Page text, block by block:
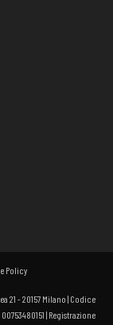
Policy
21 - 20157 Milano | Codice
| Registrazione